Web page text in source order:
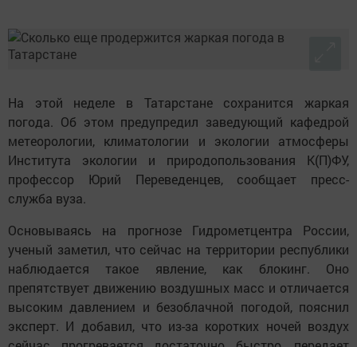
На этой неделе в Татарстане сохранится жаркая
погода. Об этом предупредил заведующий кафедрой
метеорологии, климатологии и экологии атмосферы
Института экологии и природопользования К(П)ФУ,
профессор Юрий Переведенцев, сообщает пресс-
служба вуза.
Основываясь на прогнозе Гидрометцентра России,
ученый заметил, что сейчас на территории республики
наблюдается такое явление, как блокинг. Оно
препятствует движению воздушных масс и отличается
высоким давлением и безоблачной погодой, пояснил
эксперт. И добавил, что из-за коротких ночей воздух